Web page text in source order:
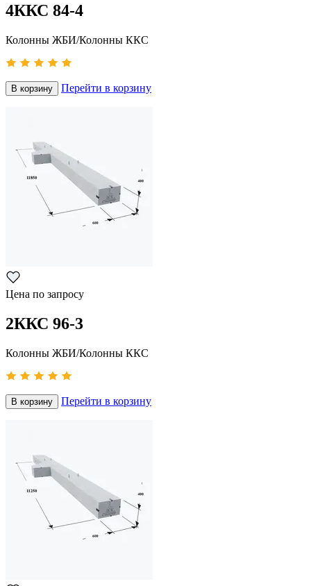
4ККС 84-4
Колонны ЖБИ/Колонны ККС
В корзину Перейти в корзину
Цена по запросу
2ККС 96-3
Колонны ЖБИ/Колонны ККС
В корзину Перейти в корзину